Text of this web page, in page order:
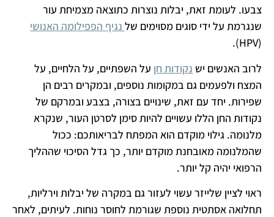
צבעו. לעומת זאת, יבלות נוצרות כתוצאה מצמיחת עור
שנגרמת על ידי סוגים מסוימים של נגיף הפפילומה האנושי
(
HPV
).
לרוב האנשים יש נקודות חן על השפתיים, על הלחיים, על
המצח ולפעמים גם במקומות נוספים, ובמקרים רבים הן
שפירות. יחד עם זאת, שינויים בצורה, בצבע ובמרקם של
נקודות החן הללו עשויים להיות סימן לסרטן העור, שנקרא
מלנומה. גילוי מוקדם הוא המפתח לבריאותכם: ככול
שהמלנומה מאובחנת מוקדם יותר, כך גדל הסיכוי שההליך
הרפואי יהיה קל יותר.
ראוי לציין שלייזר עשוי לעזור גם במקרה של יבלות וירליות,
תחלואה אסתטית נוספת שגורמת לחוסר נוחות. לעיתים, לאחר